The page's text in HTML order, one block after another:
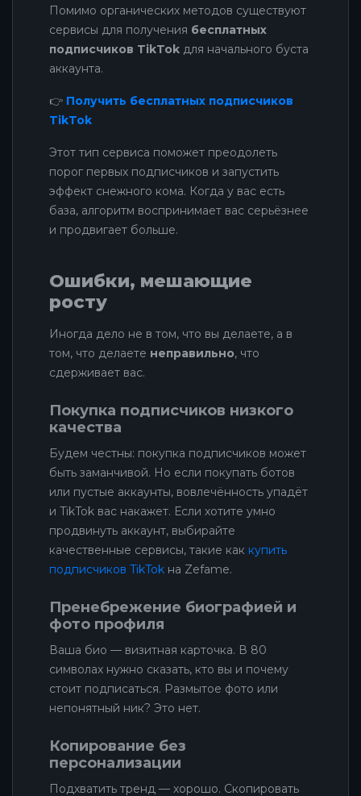
Помимо органических методов существуют
сервисы для получения бесплатных
подписчиков TikTok для начального буста
аккаунта.
👉 Получить бесплатных подписчиков
TikTok
Этот тип сервиса поможет преодолеть
порог первых подписчиков и запустить
эффект снежного кома. Когда у вас есть
база, алгоритм воспринимает вас серьёзнее
и продвигает больше.
Ошибки, мешающие
росту
Иногда дело не в том, что вы делаете, а в
том, что делаете неправильно, что
сдерживает вас.
Покупка подписчиков низкого
качества
Будем честны: покупка подписчиков может
быть заманчивой. Но если покупать ботов
или пустые аккаунты, вовлечённость упадёт
и TikTok вас накажет. Если хотите умно
продвинуть аккаунт, выбирайте
качественные сервисы, такие как купить
подписчиков TikTok на Zefame.
Пренебрежение биографией и
фото профиля
Ваша био — визитная карточка. В 80
символах нужно сказать, кто вы и почему
стоит подписаться. Размытое фото или
непонятный ник? Это нет.
Копирование без
персонализации
Подхватить тренд — хорошо. Скопировать